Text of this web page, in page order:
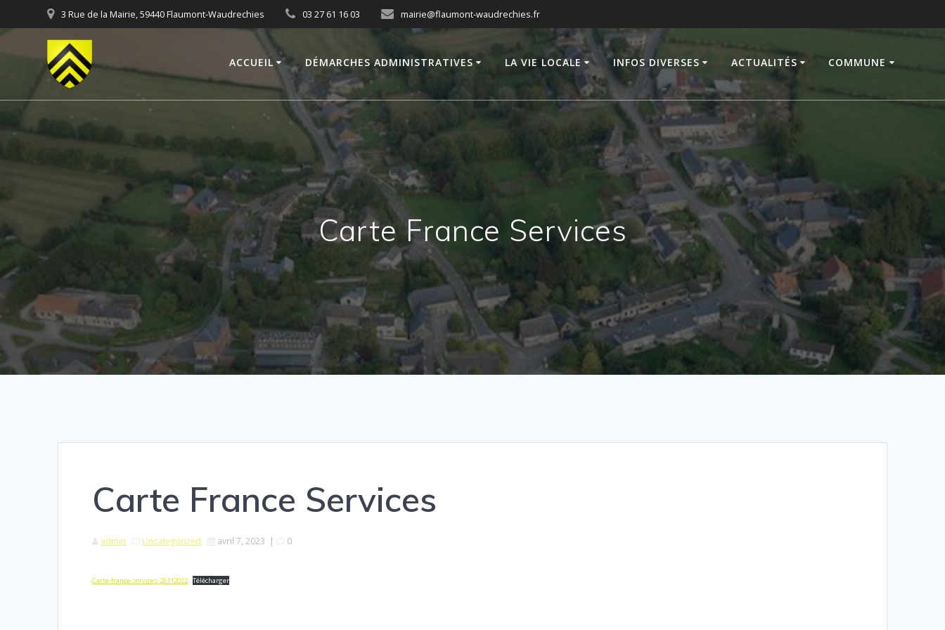
3 Rue de la Mairie, 59440 Flaumont-Waudrechies 03 27 61 16 03 mairie@flaumont-waudrechies.fr
ACCUEIL DÉMARCHES ADMINISTRATIVES LA VIE LOCALE INFOS DIVERSES ACTUALITÉS COMMUNE
Carte France Services
Carte France Services
admin Uncategorized avril 7, 2023 | 0
Carte-france-services-28112022 Télécharger